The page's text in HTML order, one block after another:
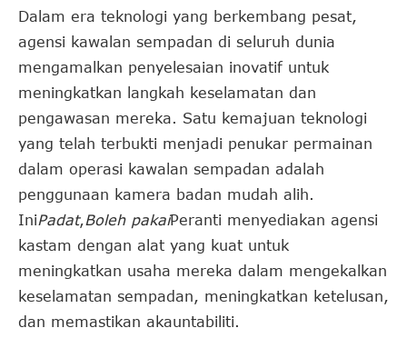
Dalam era teknologi yang berkembang pesat,
agensi kawalan sempadan di seluruh dunia
mengamalkan penyelesaian inovatif untuk
meningkatkan langkah keselamatan dan
pengawasan mereka. Satu kemajuan teknologi
yang telah terbukti menjadi penukar permainan
dalam operasi kawalan sempadan adalah
penggunaan kamera badan mudah alih.
IniPadat,Boleh pakaiPeranti menyediakan agensi
kastam dengan alat yang kuat untuk
meningkatkan usaha mereka dalam mengekalkan
keselamatan sempadan, meningkatkan ketelusan,
dan memastikan akauntabiliti.